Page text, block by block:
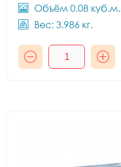
Объём 0.08 куб.м.
Вес: 3.986 кг.